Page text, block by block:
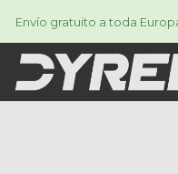
Envío gratuito a toda